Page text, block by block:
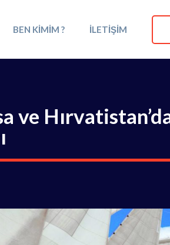
BEN KIMIM ? İLETIŞIM
ve